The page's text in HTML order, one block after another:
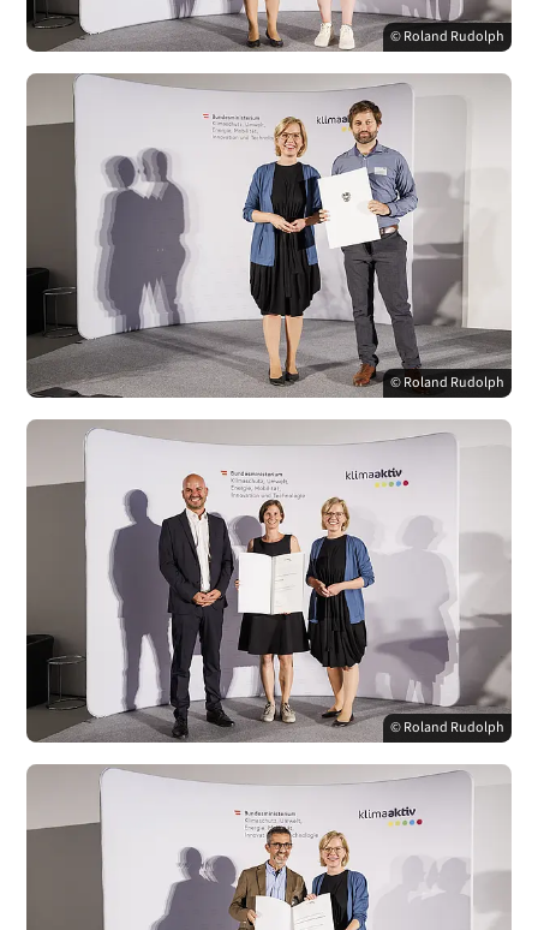
© Roland Rudolph
© Roland Rudolph
© Roland Rudolph